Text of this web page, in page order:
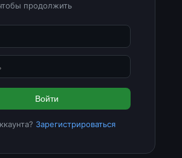
продолжить
Войти
Зарегистрироваться